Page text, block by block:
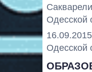
Одесской
Одесской